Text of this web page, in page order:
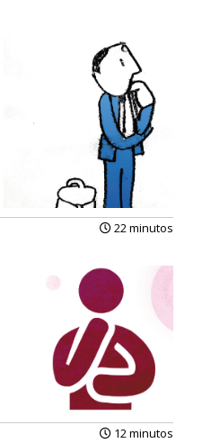
22 minutos
12 minutos